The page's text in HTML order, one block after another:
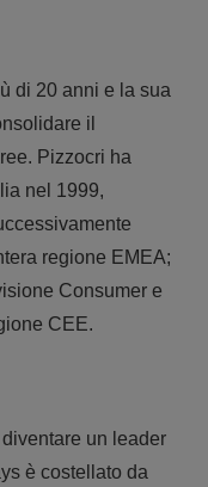
di 20 anni e la sua
il
Pizzocri ha
nel 1999,
regione EMEA;
Consumer e
CEE.
diventare un leader
è costellato da